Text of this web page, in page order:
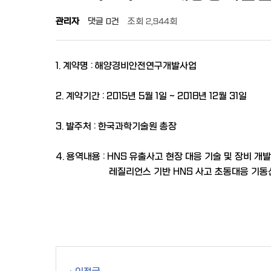
관리자 댓글 0건 조회 2,944회
1. 계약명 : 해양경비안전연구개발사업
2. 계약기간 : 2015년 5월 1일 ~ 2018년 12월 31일
3. 발주처 : 한국과학기술원 총장
4. 용역내용 : HNS 유출사고 현장 대응 기술 및 장비 개발
레질리언스 기반 HNS 사고 초동대응 기동선